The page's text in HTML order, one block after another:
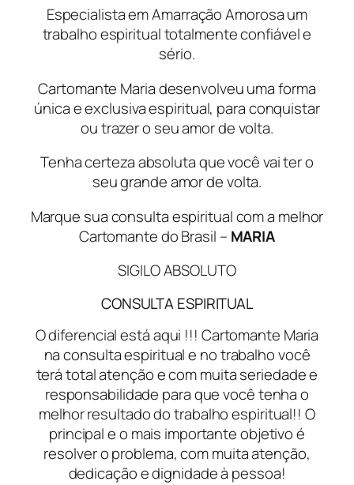
Especialista em Amarração Amorosa um
trabalho espiritual totalmente confiável e
sério.
Cartomante Maria desenvolveu uma forma
única e exclusiva espiritual, para conquistar
ou trazer o seu amor de volta.
Tenha certeza absoluta que você vai ter o
seu grande amor de volta.
Marque sua consulta espiritual com a melhor
Cartomante do Brasil – MARIA
SIGILO ABSOLUTO
CONSULTA ESPIRITUAL
O diferencial está aqui !!! Cartomante Maria
na consulta espiritual e no trabalho você
terá total atenção e com muita seriedade e
responsabilidade para que você tenha o
melhor resultado do trabalho espiritual!! O
principal e o mais importante objetivo é
resolver o problema, com muita atenção,
dedicação e dignidade à pessoa!